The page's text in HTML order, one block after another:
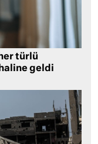
türlü
geldi